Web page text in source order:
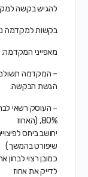
להגיש בקשה
בקשות למקדמה
מאפייני המקדמה:
הגשת הבקשה.
– העוסק רשאי
80%, (האחוז
יחושב ביחס
שיפורט בהמשך)
כמובן רצוי
לדייק את אחוז